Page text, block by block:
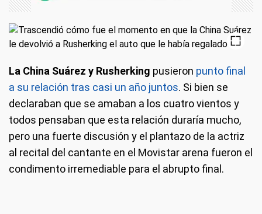
La China Suárez y Rusherking pusieron punto final
a su relación tras casi un año juntos. Si bien se
declaraban que se amaban a los cuatro vientos y
todos pensaban que esta relación duraría mucho,
pero una fuerte discusión y el plantazo de la actriz
al recital del cantante en el Movistar arena fueron el
condimento irremediable para el abrupto final.